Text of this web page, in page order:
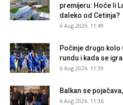
premijeru: Hoće li
daleko od Cetinja?
6 Aug 2026. 11:49
Počinje drugo kolo
rundu i kada se
6 Aug 2026. 11:39
Balkan se
6 Aug 2026. 11:36